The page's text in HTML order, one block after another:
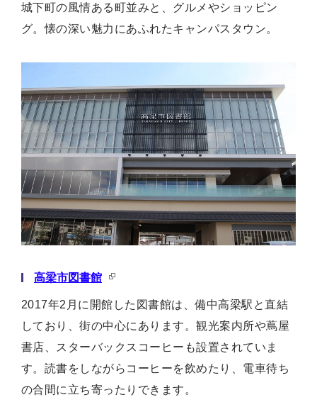
城下町の風情ある町並みと、グルメやショッピン
グ。懐の深い魅力にあふれたキャンパスタウン。
高梁市図書館
2017年2月に開館した図書館は、備中高梁駅と直結
しており、街の中心にあります。観光案内所や蔦屋
書店、スターバックスコーヒーも設置されていま
す。読書をしながらコーヒーを飲めたり、電車待ち
の合間に立ち寄ったりできます。